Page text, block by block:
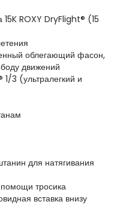
ROXY DryFlight® (15
облегающий фасон,
движений
3 (ультралегкий и
для натягивания
тросика
вставка внизу